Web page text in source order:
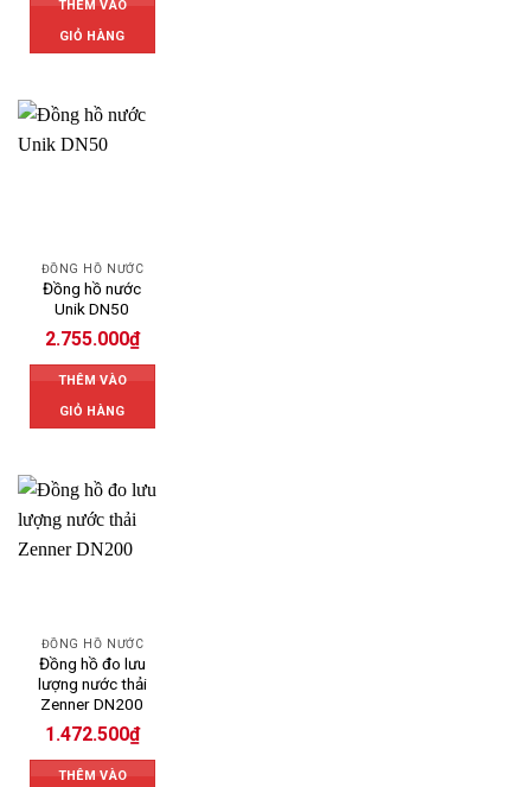
THÊM VÀO
GIỎ HÀNG
ĐỒNG HỒ NƯỚC
Đồng hồ nước
Unik DN50
2.755.000₫
THÊM VÀO
GIỎ HÀNG
ĐỒNG HỒ NƯỚC
Đồng hồ đo lưu
lượng nước thải
Zenner DN200
1.472.500₫
THÊM VÀO